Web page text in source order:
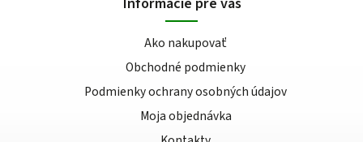
Ako nakupovať
Obchodné podmienky
Podmienky ochrany osobných údajov
Moja objednávka